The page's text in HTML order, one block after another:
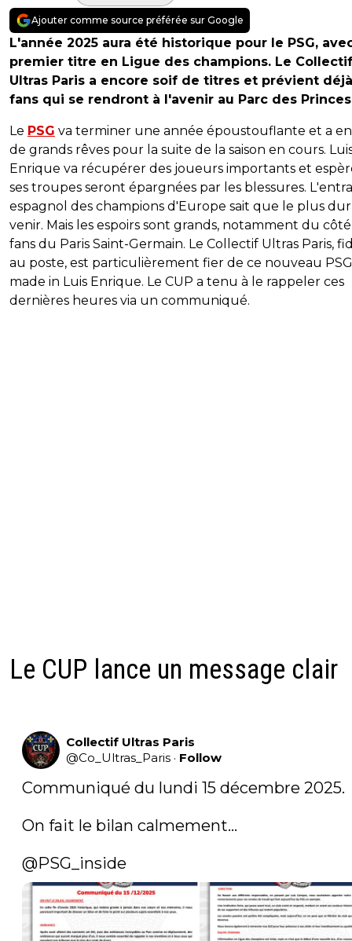
Ajouter comme source préférée sur Google
L'année 2025 aura été historique pour le PSG,
premier titre en Ligue des champions. Le Collectif
Ultras Paris a encore soif de titres et prévient
fans qui se rendront à l'avenir au Parc des
Le PSG va terminer une année époustouflante et a
de grands rêves pour la suite de la saison en cours.
Enrique va récupérer des joueurs importants et
ses troupes seront épargnées par les blessures.
espagnol des champions d'Europe sait que le plus dur
venir. Mais les espoirs sont grands, notamment du
fans du Paris Saint-Germain. Le Collectif Ultras Paris,
au poste, est particulièrement fier de ce nouveau PSG
made in Luis Enrique. Le CUP a tenu à le rappeler ces
dernières heures via un communiqué.
Le CUP lance un message clair
Collectif Ultras Paris
@Co_Ultras_Paris · Follow
Communiqué du lundi 15 décembre 2025.
On fait le bilan calmement...
@PSG_inside